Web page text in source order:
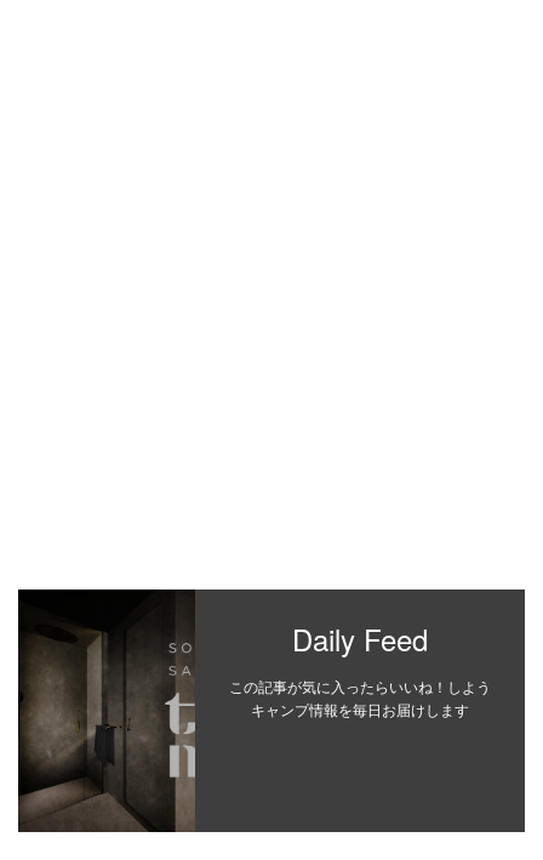
Daily Feed
この記事が気に入ったらいいね！しよう
キャンプ情報を毎日お届けします